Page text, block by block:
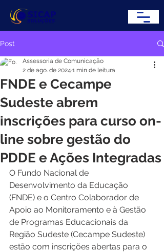
Post
FNDE e Cecampe
Sudeste abrem
inscrições para curso on-
line sobre gestão do
PDDE e Ações Integradas
Assessoria de Comunicação
2 de ago. de 2024 1 min de leitura
O Fundo Nacional de
Desenvolvimento da Educação
(FNDE) e o Centro Colaborador de
Apoio ao Monitoramento e à Gestão
de Programas Educacionais da
Região Sudeste (Cecampe Sudeste)
estão com inscrições abertas para o